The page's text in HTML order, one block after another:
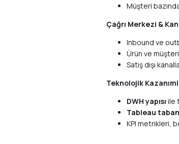
Müşteri
Çağrı Merkezi &
Inbound ve
Ürün ve
Satış dışı
Teknolojik
DWH yapısı ile
Tableau
KPI metrikleri,